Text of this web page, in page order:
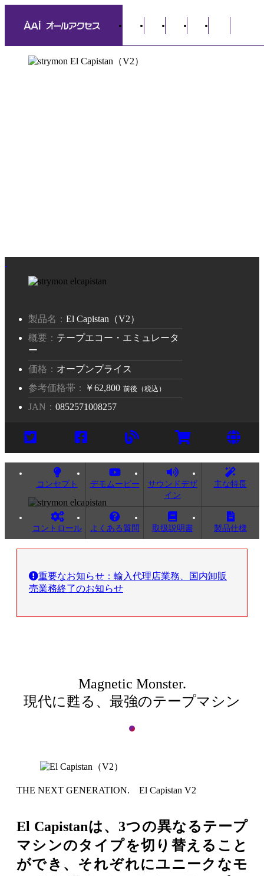
El Capistan（V2）
テープエコー・エミュレータ
ー
オープンプライス
￥62,800
0852571008257
コンセプト デモムービー
サウンドデザ
イン
主な特長
コントロール よくある質問 取扱説明書 製品仕様
重要なお知らせ：輸入代理店業務、国内卸販
売業務終了のお知らせ
Magnetic Monster.
現代に甦る、最強のテープマシン
THE NEXT GENERATION. El Capistan V2
El Capistanは、3つの異なるテープ
マシンのタイプを切り替えること
ができ、それぞれにユニークなモ